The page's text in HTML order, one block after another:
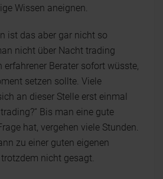
Wissen aneignen.
ist das aber gar nicht so
nicht über Nacht trading
erfahrener Berater sofort wüsste,
setzen sollte. Viele
an dieser Stelle erst einmal
Bis man eine gute
hat, vergehen viele Stunden.
zu einer guten eigenen
nicht gesagt.